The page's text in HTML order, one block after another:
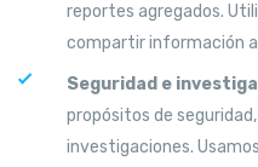
reportes agregados.
compartir información
Seguridad e
propósitos de
investigaciones.